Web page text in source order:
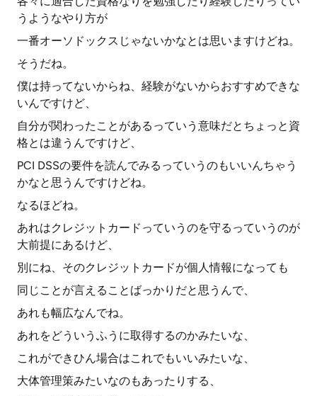
うようなやり方が
一番オーソドックスじゃないかなとは思いますけどね。
そうだね。
僕は持ってないからね、経験がないからおすすめできな
いんですけど、
自分が関わったことがあるっていう意味だとちょっと資
格とは違うんですけど、
PCI DSSの要件を読んでみるっていうのもいいんちゃう
かなと思うんですけどね。
なるほどね。
あれはクレジットカードっていうのを守るっていうのが
大前提にあるけど、
別にね、そのクレジットカードが個人情報になっても
同じことが言えることばっかりだと思うんで、
あれも幅広なんでね。
あれをどういうふうに取得するのかみたいな、
これができひん場合はこれでもいいみたいな、
大体管理策みたいなのもあったりする、